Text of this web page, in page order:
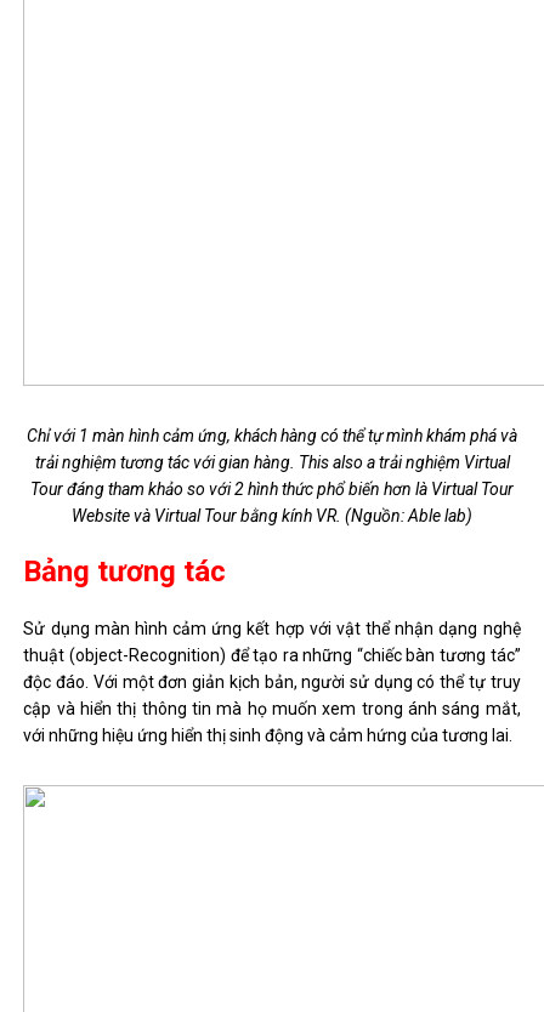
Chỉ với 1 màn hình cảm ứng, khách hàng có thể tự mình khám phá và
trải nghiệm tương tác với gian hàng. This also a trải nghiệm Virtual
Tour đáng tham khảo so với 2 hình thức phổ biến hơn là Virtual Tour
Website và Virtual Tour bằng kính VR. (Nguồn: Able lab)
Bảng tương tác
Sử dụng màn hình cảm ứng kết hợp với vật thể nhận dạng nghệ
thuật (object-Recognition) để tạo ra những “chiếc bàn tương tác”
độc đáo. Với một đơn giản kịch bản, người sử dụng có thể tự truy
cập và hiển thị thông tin mà họ muốn xem trong ánh sáng mắt,
với những hiệu ứng hiển thị sinh động và cảm hứng của tương lai.